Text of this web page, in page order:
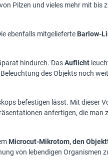
Pilzen und vieles mehr mit bis
ebenfalls mitgelieferte Barlow-
hindurch. DasAuflicht
des Objekts noch
befestigen lässt. Mit dieser
anfertigen, die man
Microcut-Mikrotom, den
von lebendigen Organismen